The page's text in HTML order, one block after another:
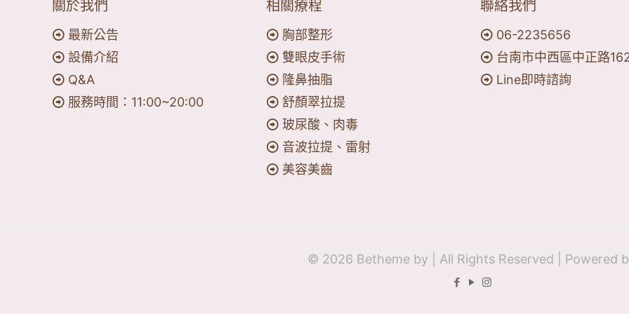
關於我們
最新公告
設備介紹
Q&A
服務時間：11:00~20:00
相關療程
胸部整形
雙眼皮手術
隆鼻抽脂
舒顏翠拉提
玻尿酸、肉毒
音波拉提、雷射
美容美齒
聯絡我們
06-2235656
台南市中西區中正路
Line即時諮詢
© 2026 Betheme by | All Rights Reserved | Powered